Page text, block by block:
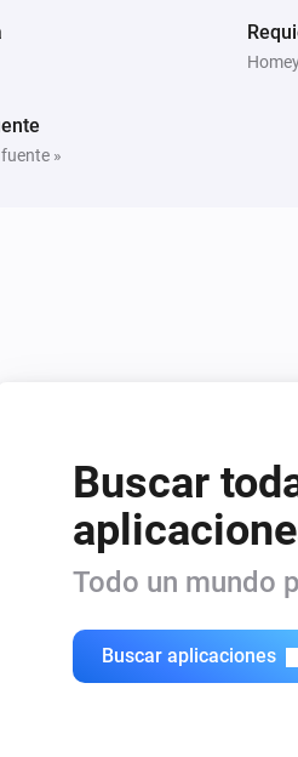
»
Buscar
Todo un mundo
Buscar aplicaciones